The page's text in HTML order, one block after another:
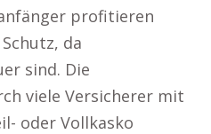
profitieren
da
sind. Die
viele Versicherer mit
oder Vollkasko